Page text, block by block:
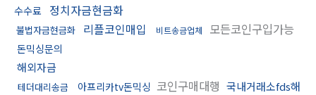
수수료
정치자금현금화
불법자금현금화 리플코인매입 비트송금업체 모든코인구입가능
돈믹싱문의
해외자금
테더대리송금 아프리카tv돈믹싱 코인구매대행 국내거래소fds해